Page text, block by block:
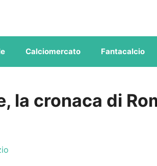
Calciomercato Fantacalcio
la cronaca di